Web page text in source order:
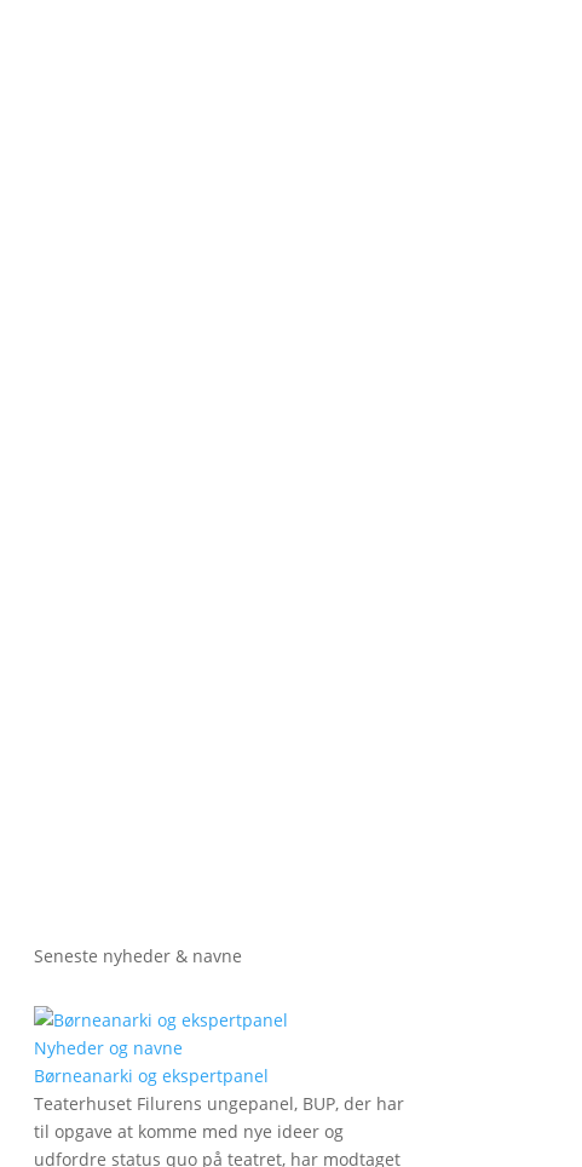
Seneste nyheder & navne
Nyheder og navne
Børneanarki og ekspertpanel
Teaterhuset Filurens ungepanel, BUP, der har
til opgave at komme med nye ideer og
udfordre status quo på teatret, har modtaget